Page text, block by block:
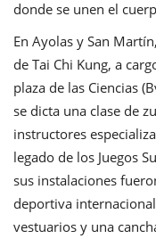
donde se unen el
En Ayolas y San
de Tai Chi Kung, a
plaza de las Ciencias
se dicta una clase de
instructores
legado de los Juegos
sus instalaciones
deportiva
vestuarios y una